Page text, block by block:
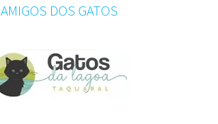
AMIGOS DOS GATOS